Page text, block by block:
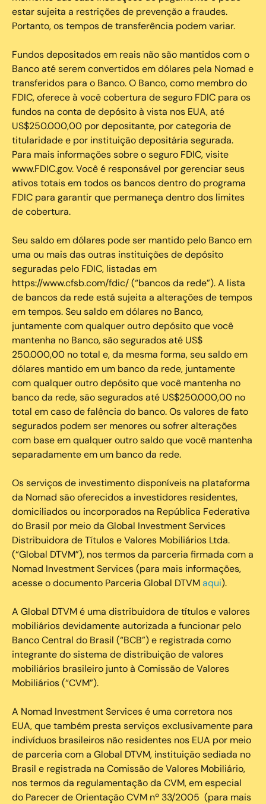
estar sujeita a restrições de prevenção a fraudes.
Portanto, os tempos de transferência podem variar.
Fundos depositados em reais não são mantidos com o
Banco até serem convertidos em dólares pela Nomad e
transferidos para o Banco. O Banco, como membro do
FDIC, oferece à você cobertura de seguro FDIC para os
fundos na conta de depósito à vista nos EUA, até
US$250.000,00 por depositante, por categoria de
titularidade e por instituição depositária segurada.
Para mais informações sobre o seguro FDIC, visite
www.FDIC.gov. Você é responsável por gerenciar seus
ativos totais em todos os bancos dentro do programa
FDIC para garantir que permaneça dentro dos limites
de cobertura.
Seu saldo em dólares pode ser mantido pelo Banco em
uma ou mais das outras instituições de depósito
seguradas pelo FDIC, listadas em
https://www.cfsb.com/fdic/ (“bancos da rede”). A lista
de bancos da rede está sujeita a alterações de tempos
em tempos. Seu saldo em dólares no Banco,
juntamente com qualquer outro depósito que você
mantenha no Banco, são segurados até US$
250.000,00 no total e, da mesma forma, seu saldo em
dólares mantido em um banco da rede, juntamente
com qualquer outro depósito que você mantenha no
banco da rede, são segurados até US$250.000,00 no
total em caso de falência do banco. Os valores de fato
segurados podem ser menores ou sofrer alterações
com base em qualquer outro saldo que você mantenha
separadamente em um banco da rede.
Os serviços de investimento disponíveis na plataforma
da Nomad são oferecidos a investidores residentes,
domiciliados ou incorporados na República Federativa
do Brasil por meio da Global Investment Services
Distribuidora de Títulos e Valores Mobiliários Ltda.
(“Global DTVM”), nos termos da parceria firmada com a
Nomad Investment Services (para mais informações,
acesse o documento Parceria Global DTVMaqui).
A Global DTVM é uma distribuidora de títulos e valores
mobiliários devidamente autorizada a funcionar pelo
Banco Central do Brasil (“BCB”) e registrada como
integrante do sistema de distribuição de valores
mobiliários brasileiro junto à Comissão de Valores
Mobiliários (“CVM”).
‍A Nomad Investment Services é uma corretora nos
EUA, que também presta serviços exclusivamente para
indivíduos brasileiros não residentes nos EUA por meio
de parceria com a Global DTVM, instituição sediada no
Brasil e registrada na Comissão de Valores Mobiliário,
nos termos da regulamentação da CVM, em especial
do Parecer de Orientação CVM nº 33/2005 (para mais